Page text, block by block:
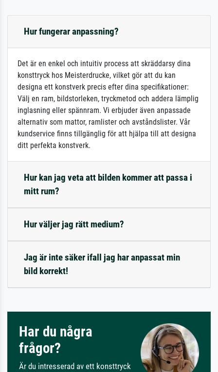
Hur fungerar anpassning?
Det är en enkel och intuitiv process att skräddarsy dina
konsttryck hos Meisterdrucke, vilket gör att du kan
designa ett konstverk precis efter dina specifikationer:
Välj en ram, bildstorleken, tryckmetod och addera lämplig
inglasning eller spännram. Vi erbjuder även anpassade
alternativ som mattor, ramlister och avståndslister. Vår
kundservice finns tillgänglig för att hjälpa till att designa
ditt perfekta konstverk.
Hur kan jag veta att bilden kommer att passa i
mitt rum?
Hur väljer jag rätt medium?
Jag är inte säker ifall jag har anpassat min
bild korrekt!
Har du några
frågor?
Är du intresserad av ett konsttryck